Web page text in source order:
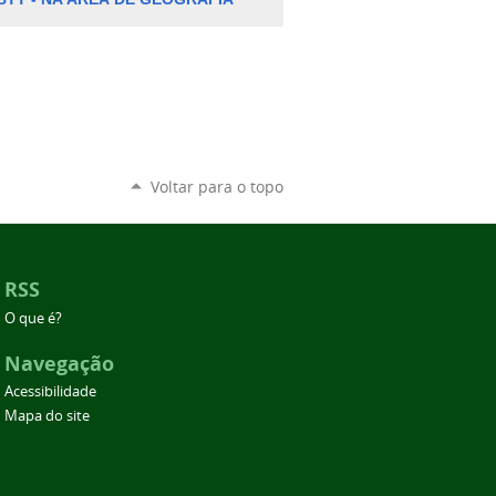
Voltar para o topo
RSS
O que é?
Navegação
Acessibilidade
Mapa do site